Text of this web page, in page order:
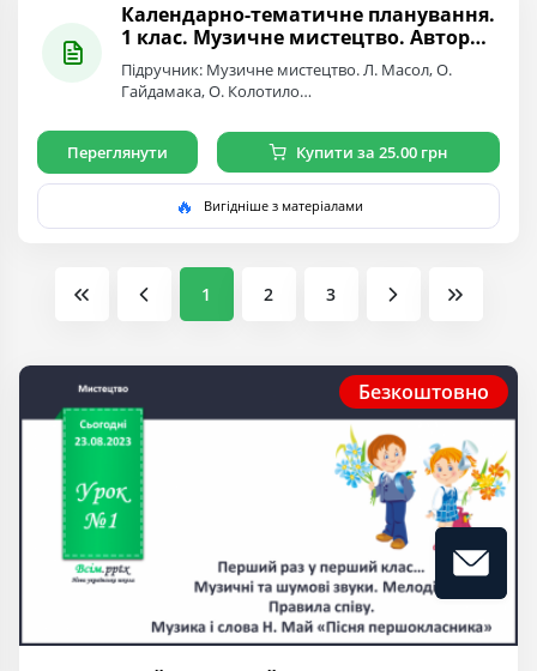
Календарно-тематичне планування.
1 клас. Музичне мистецтво. Автори:
Л.М. Масол, О.В. Гайдамака
Підручник: Музичне мистецтво. Л. Масол, О.
Гайдамака, О. Колотило…
Переглянути Купити за 25.00 грн
🔥 Вигідніше з матеріалами
1 2 3
Безкоштовно